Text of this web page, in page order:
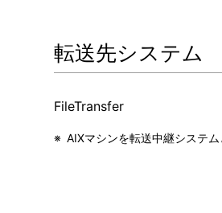
転送先システム
FileTransfer
※ AIXマシンを転送中継システム